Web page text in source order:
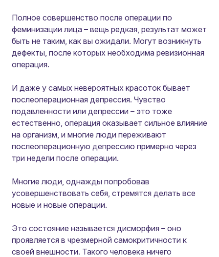
Полное совершенство после операции по
феминизации лица – вещь редкая, результат может
быть не таким, как вы ожидали. Могут возникнуть
дефекты, после которых необходима ревизионная
операция.
И даже у самых невероятных красоток бывает
послеоперационная депрессия. Чувство
подавленности или депрессии – это тоже
естественно, операция оказывает сильное влияние
на организм, и многие люди переживают
послеоперационную депрессию примерно через
три недели после операции.
Многие люди, однажды попробовав
усовершенствовать себя, стремятся делать все
новые и новые операции.
Это состояние называется дисморфия – оно
проявляется в чрезмерной самокритичности к
своей внешности. Такого человека ничего